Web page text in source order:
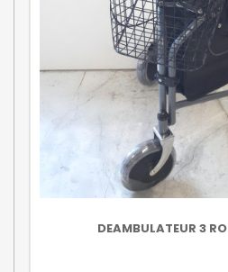
DEAMBULATEUR 3